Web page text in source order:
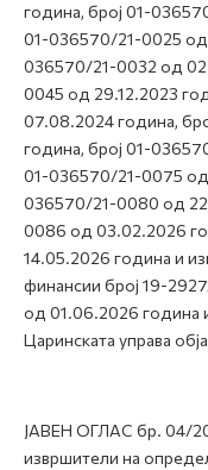
година, број 01-
01-036570/21-0025 од
036570/21-0032 од
0045 од 29.12.2023
07.08.2024 година,
година, број 01-
01-036570/21-0075 од
036570/21-0080 од
0086 од 03.02.2026
14.05.2026 година и
финансии број 19-
од 01.06.2026 година
Царинската управа
ЈАВЕН ОГЛАС бр. 04/
извршители на